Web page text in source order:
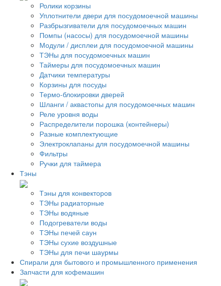
Ролики корзины
Уплотнители двери для посудомоечной машины
Разбрызгиватели для посудомоечных машин
Помпы (насосы) для посудомоечной машины
Модули / дисплеи для посудомоечной машины
ТЭНы для посудомоечных машин
Таймеры для посудомоечных машин
Датчики температуры
Корзины для посуды
Термо-блокировки дверей
Шланги / аквастопы для посудомоечных машин
Реле уровня воды
Распределители порошка (контейнеры)
Разные комплектующие
Электроклапаны для посудомоечной машины
Фильтры
Ручки для таймера
Тэны
Тэны для конвекторов
ТЭНы радиаторные
ТЭНы водяные
Подогреватели воды
ТЭНы печей саун
ТЭНы сухие воздушные
ТЭНы для печи шаурмы
Спирали для бытового и промышленного применения
Запчасти для кофемашин